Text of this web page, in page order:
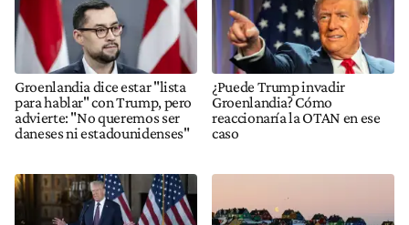
Groenlandia dice estar "lista
para hablar" con Trump, pero
advierte: "No queremos ser
daneses ni estadounidenses"
¿Puede Trump invadir
Groenlandia? Cómo
reaccionaría la OTAN en ese
caso